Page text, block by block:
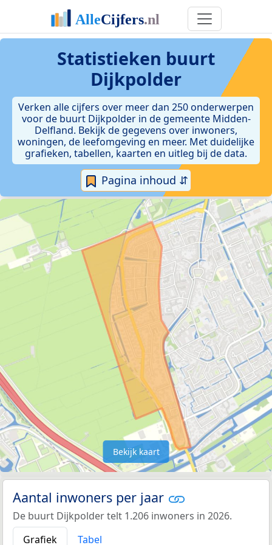
Statistieken buurt
Dijkpolder
Verken alle cijfers over meer dan 250 onderwerpen
voor de buurt Dijkpolder in de gemeente Midden-
Delfland. Bekijk de gegevens over inwoners,
woningen, de leefomgeving en meer. Met duidelijke
grafieken, tabellen, kaarten en uitleg bij de data.
Pagina inhoud ⇵
Bekijk kaart
Aantal inwoners per jaar
De buurt Dijkpolder telt 1.206 inwoners in 2026.
Grafiek
Tabel